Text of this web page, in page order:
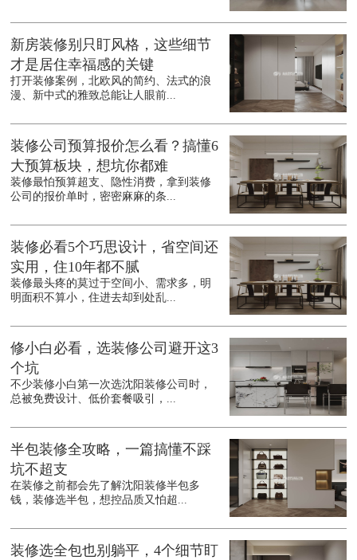
新房装修别只盯风格，这些细节
才是居住幸福感的关键
打开装修案例，北欧风的简约、法式的浪
漫、新中式的雅致总能让人眼前...
装修公司预算报价怎么看？搞懂6
大预算板块，想坑你都难
装修最怕预算超支、隐性消费，拿到装修
公司的报价单时，密密麻麻的条...
装修必看5个巧思设计，省空间还
实用，住10年都不腻
装修最头疼的莫过于空间小、需求多，明
明面积不算小，住进去却到处乱...
修小白必看，选装修公司避开这3
个坑
不少装修小白第一次选沈阳装修公司时，
总被免费设计、低价套餐吸引，...
半包装修全攻略，一篇搞懂不踩
坑不超支
在装修之前都会先了解沈阳装修半包多
钱，装修选半包，想控品质又怕超...
装修选全包也别躺平，4个细节盯